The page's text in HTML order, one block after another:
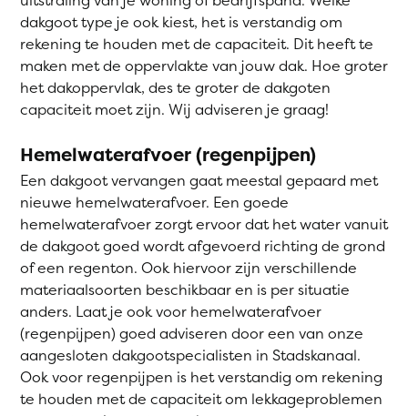
dakgoot type je ook kiest, het is verstandig om
rekening te houden met de capaciteit. Dit heeft te
maken met de oppervlakte van jouw dak. Hoe groter
het dakoppervlak, des te groter de dakgoten
capaciteit moet zijn. Wij adviseren je graag!
Hemelwaterafvoer (regenpijpen)
Een dakgoot vervangen gaat meestal gepaard met
nieuwe hemelwaterafvoer. Een goede
hemelwaterafvoer zorgt ervoor dat het water vanuit
de dakgoot goed wordt afgevoerd richting de grond
of een regenton. Ook hiervoor zijn verschillende
materiaalsoorten beschikbaar en is per situatie
anders. Laat je ook voor hemelwaterafvoer
(regenpijpen) goed adviseren door een van onze
aangesloten dakgootspecialisten in Stadskanaal.
Ook voor regenpijpen is het verstandig om rekening
te houden met de capaciteit om lekkageproblemen